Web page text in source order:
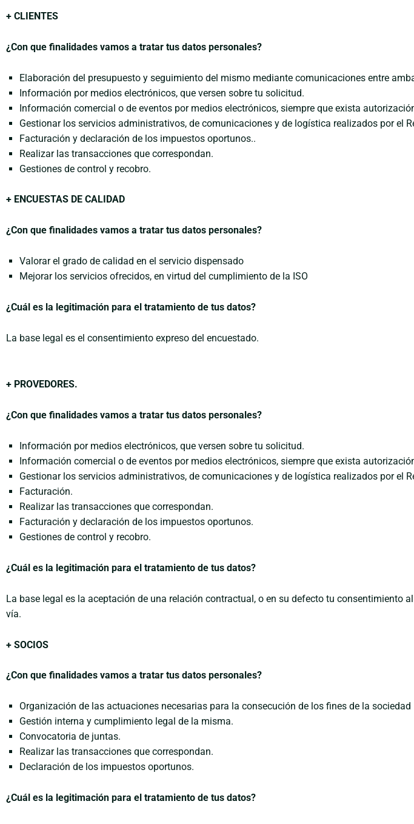
+ CLIENTES
¿Con que finalidades vamos a tratar tus datos personales?
Elaboración del presupuesto y seguimiento del mismo mediante comunicaciones entre
Información por medios electrónicos, que versen sobre tu solicitud.
Información comercial o de eventos por medios electrónicos, siempre que exista
Gestionar los servicios administrativos, de comunicaciones y de logística realizados por el
Facturación y declaración de los impuestos oportunos..
Realizar las transacciones que correspondan.
Gestiones de control y recobro.
+ ENCUESTAS DE CALIDAD
¿Con que finalidades vamos a tratar tus datos personales?
Valorar el grado de calidad en el servicio dispensado
Mejorar los servicios ofrecidos, en virtud del cumplimiento de la ISO
¿Cuál es la legitimación para el tratamiento de tus datos?
La base legal es el consentimiento expreso del encuestado.
+ PROVEDORES.
¿Con que finalidades vamos a tratar tus datos personales?
Información por medios electrónicos, que versen sobre tu solicitud.
Información comercial o de eventos por medios electrónicos, siempre que exista
Gestionar los servicios administrativos, de comunicaciones y de logística realizados por el
Facturación.
Realizar las transacciones que correspondan.
Facturación y declaración de los impuestos oportunos.
Gestiones de control y recobro.
¿Cuál es la legitimación para el tratamiento de tus datos?
La base legal es la aceptación de una relación contractual, o en su defecto tu consentimiento
vía.
+ SOCIOS
¿Con que finalidades vamos a tratar tus datos personales?
Organización de las actuaciones necesarias para la consecución de los fines de la sociedad
Gestión interna y cumplimiento legal de la misma.
Convocatoria de juntas.
Realizar las transacciones que correspondan.
Declaración de los impuestos oportunos.
¿Cuál es la legitimación para el tratamiento de tus datos?